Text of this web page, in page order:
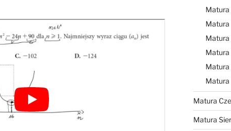
Matura
Matura
Matura
Matura
Matura
Matura
Matura